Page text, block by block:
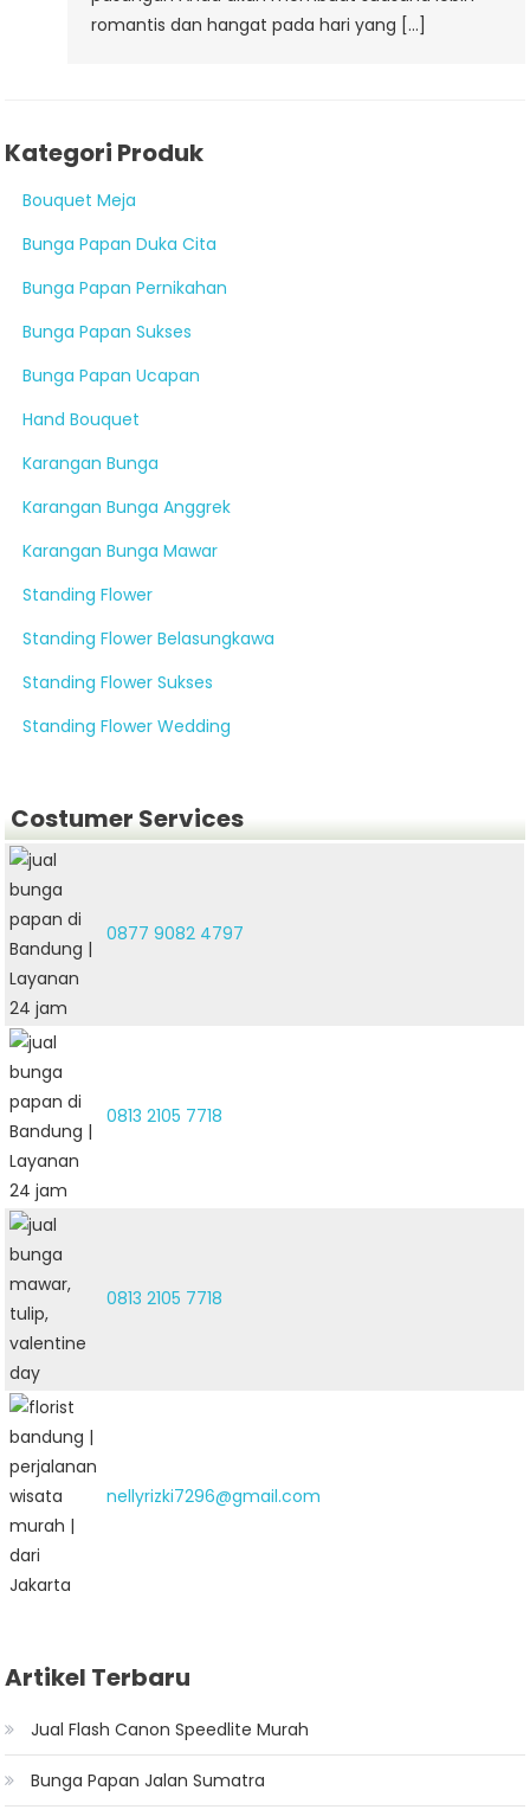
romantis dan hangat pada hari yang […]
Kategori Produk
Bouquet Meja
Bunga Papan Duka Cita
Bunga Papan Pernikahan
Bunga Papan Sukses
Bunga Papan Ucapan
Hand Bouquet
Karangan Bunga
Karangan Bunga Anggrek
Karangan Bunga Mawar
Standing Flower
Standing Flower Belasungkawa
Standing Flower Sukses
Standing Flower Wedding
Costumer Services
0877 9082 4797
0813 2105 7718
0813 2105 7718
nellyrizki7296@gmail.com
Artikel Terbaru
Jual Flash Canon Speedlite Murah
Bunga Papan Jalan Sumatra